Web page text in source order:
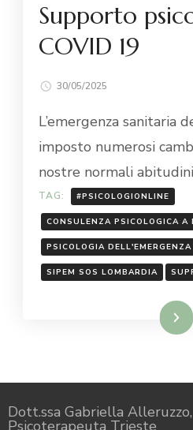
Supporto
COVID 19
30/05/2025
L’emergenza sanitaria
imposto numerosi
nostre normali
TAG: #PSICOLOGIONLINE
CONSULENZA PSICOLOGICA A
PSICOLOGIA DELL'EMERGENZA
SIPEM SOS LOMBARDIA
Leggi...
Dott.ssa Gabriella
Psicoterapeuta Trieste